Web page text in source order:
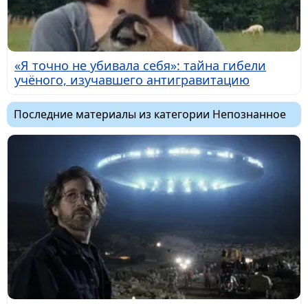
«Я точно не убивала себя»: тайна гибели
учёного, изучавшего антигравитацию
Последние материалы из категории Непознанное